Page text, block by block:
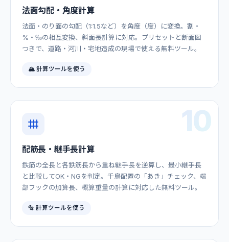
法面勾配・角度計算
法面・のり面の勾配（1:1.5など）を角度（度）に変換。割・
%・‰の相互変換、斜面長計算に対応。プリセットと断面図
つきで、道路・河川・宅地造成の現場で使える無料ツール。
🏔️ 計算ツールを使う
10
配筋長・継手長計算
鉄筋の全長と各鉄筋長から重ね継手長を逆算し、最小継手長
と比較してOK・NGを判定。千鳥配置の「あき」チェック、端
部フックの加算長、概算重量の計算に対応した無料ツール。
🔩 計算ツールを使う